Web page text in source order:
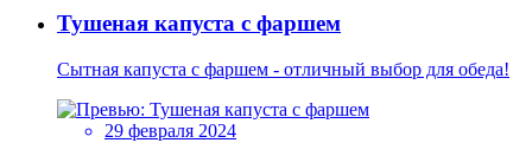
Тушеная капуста с фаршем
Сытная капуста с фаршем - отличный выбор для обеда!
29 февраля 2024